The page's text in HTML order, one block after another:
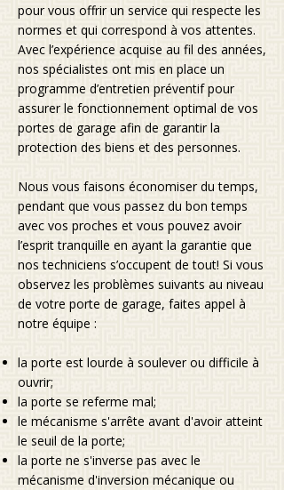
pour vous offrir un service qui respecte les
normes et qui correspond à vos attentes.
Avec l’expérience acquise au fil des années,
nos spécialistes ont mis en place un
programme d’entretien préventif pour
assurer le fonctionnement optimal de vos
portes de garage afin de garantir la
protection des biens et des personnes.
Nous vous faisons économiser du temps,
pendant que vous passez du bon temps
avec vos proches et vous pouvez avoir
l’esprit tranquille en ayant la garantie que
nos techniciens s’occupent de tout! Si vous
observez les problèmes suivants au niveau
de votre porte de garage, faites appel à
notre équipe :
la porte est lourde à soulever ou difficile à
ouvrir;
la porte se referme mal;
le mécanisme s'arrête avant d'avoir atteint
le seuil de la porte;
la porte ne s'inverse pas avec le
mécanisme d'inversion mécanique ou